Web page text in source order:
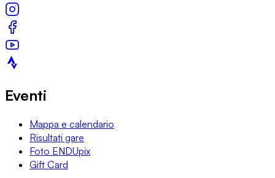
Eventi
Mappa e calendario
Risultati gare
Foto ENDUpix
Gift Card